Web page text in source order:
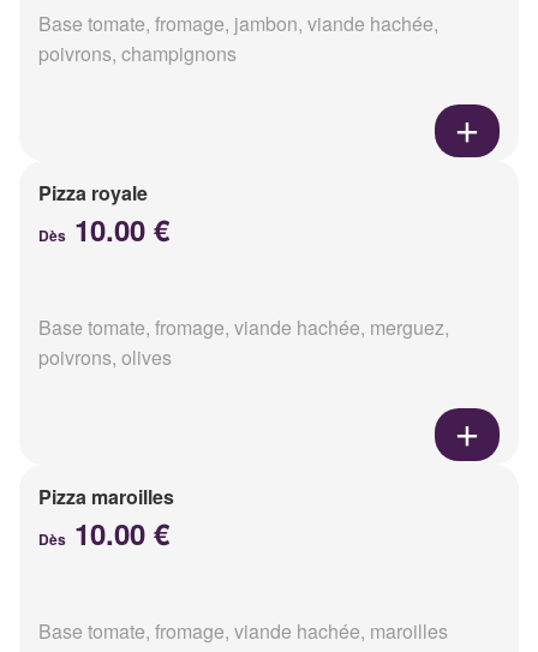
Base tomate, fromage, jambon, viande hachée,
poivrons, champignons
Pizza royale
Dès 10.00 €
Base tomate, fromage, viande hachée, merguez,
poivrons, olives
Pizza maroilles
Dès 10.00 €
Base tomate, fromage, viande hachée, maroilles